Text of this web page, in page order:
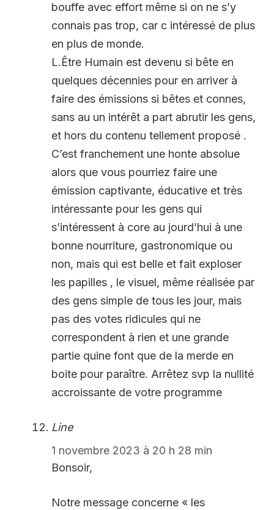
bouffe avec effort même si on ne s’y
connais pas trop, car c intéressé de plus
en plus de monde.
L.Être Humain est devenu si bête en
quelques décennies pour en arriver à
faire des émissions si bêtes et connes,
sans au un intérêt a part abrutir les gens,
et hors du contenu tellement proposé .
C’est franchement une honte absolue
alors que vous pourriez faire une
émission captivante, éducative et très
intéressante pour les gens qui
s’intéressent à core au jourd’hui à une
bonne nourriture, gastronomique ou
non, mais qui est belle et fait exploser
les papilles , le visuel, même réalisée par
des gens simple de tous les jour, mais
pas des votes ridicules qui ne
correspondent à rien et une grande
partie quine font que de la merde en
boite pour paraître. Arrêtez svp la nullité
accroissante de votre programme
Line
1 novembre 2023 à 20 h 28 min
Bonsoir,
Notre message concerne « les